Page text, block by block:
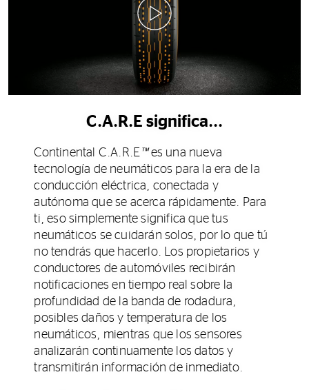
0:00 / 0:33
C.A.R.E significa...
Continental C.A.R.E ™es una nueva
tecnología de neumáticos para la era de la
conducción eléctrica, conectada y
autónoma que se acerca rápidamente. Para
ti, eso simplemente significa que tus
neumáticos se cuidarán solos, por lo que tú
no tendrás que hacerlo. Los propietarios y
conductores de automóviles recibirán
notificaciones en tiempo real sobre la
profundidad de la banda de rodadura,
posibles daños y temperatura de los
neumáticos, mientras que los sensores
analizarán continuamente los datos y
transmitirán información de inmediato.